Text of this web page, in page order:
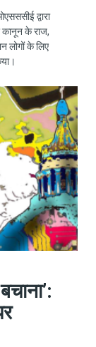
द्वारा
कानून के राज,
लोगों के लिए